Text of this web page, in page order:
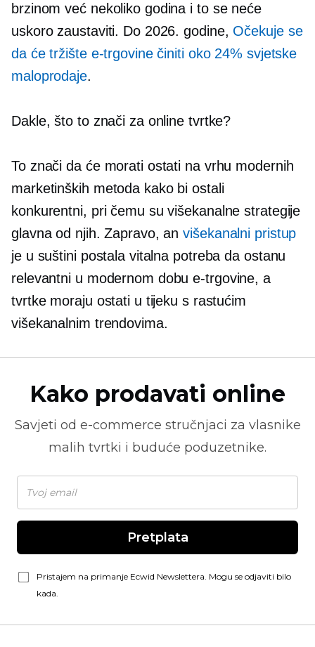
brzinom već nekoliko godina i to se neće
uskoro zaustaviti. Do 2026. godine, Očekuje se
da će tržište e-trgovine činiti oko 24% svjetske
maloprodaje.
Dakle, što to znači za online tvrtke?
To znači da će morati ostati na vrhu modernih
marketinških metoda kako bi ostali
konkurentni, pri čemu su višekanalne strategije
glavna od njih. Zapravo, anvišekanalni pristup
je u suštini postala vitalna potreba da ostanu
relevantni u modernom dobu e-trgovine, a
tvrtke moraju ostati u tijeku s rastućim
višekanalnim trendovima.
Kako prodavati online
Savjeti od e-commerce stručnjaci za vlasnike
malih tvrtki i buduće poduzetnike.
Pretplata
Pristajem na primanje Ecwid Newslettera. Mogu se odjaviti bilo
kada.